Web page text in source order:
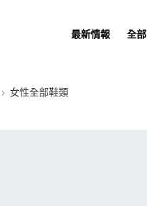
最新情報 全
女性全部鞋類